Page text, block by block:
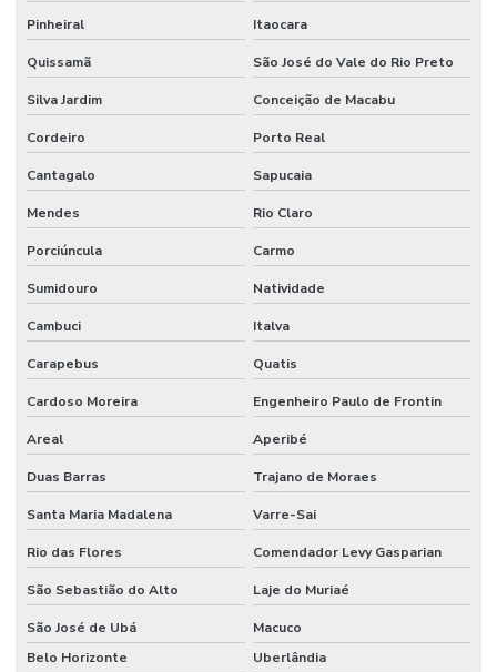
Pinheiral Itaocara
Quissamã São José do Vale do Rio Preto
Silva Jardim Conceição de Macabu
Cordeiro Porto Real
Cantagalo Sapucaia
Mendes Rio Claro
Porciúncula Carmo
Sumidouro Natividade
Cambuci Italva
Carapebus Quatis
Cardoso Moreira Engenheiro Paulo de Frontin
Areal Aperibé
Duas Barras Trajano de Moraes
Santa Maria Madalena Varre-Sai
Rio das Flores Comendador Levy Gasparian
São Sebastião do Alto Laje do Muriaé
São José de Ubá
Macuco
Belo Horizonte
Uberlândia